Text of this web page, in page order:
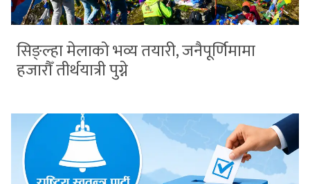
सिङ्ल्हा मेलाको भव्य तयारी, जनैपूर्णिमामा
हजारौँ तीर्थयात्री पुग्ने